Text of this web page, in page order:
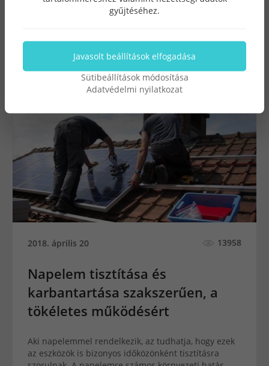
érdeklődéssel figyelik a jelen megújulását.
2018. április 20 13958
Napelem tisztítása és
karbantartása szakszerűen, a
tökéletes működésért
Aki napelemmel rendelkezik, az tudhatja, hogy ezek
az eszközök is bizonyos időközönként tisztításra
gyűjtéséhez.
Javasolt beállítások elfogadása
Sütibeállítások módosítása
Adatvédelmi nyilatkozat